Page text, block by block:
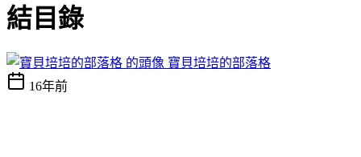
結目錄
寶貝培培的部落格
16年前